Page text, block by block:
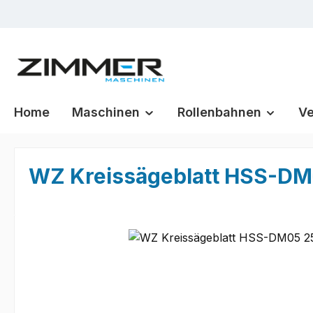
Home Maschinen Rollenbahnen
WZ Kreissägeblatt HSS-
Bildergalerie überspringen